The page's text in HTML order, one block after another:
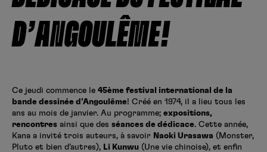
D’ANGOULÊME!
Ce jeudi commence le 45ème festival international de la
bande dessinée d’Angoulême! Créé en 1974, il a lieu tous les
ans au mois de janvier. Au programme; expositions,
rencontres ainsi que des séances de dédicace. Cette année,
Kana a invité trois auteurs, à savoir Naoki Urasawa (Monster,
Pluto et bien d’autres), Li Kunwu (Une vie chinoise), et enfin
Hunter x Hunter
Fire Force